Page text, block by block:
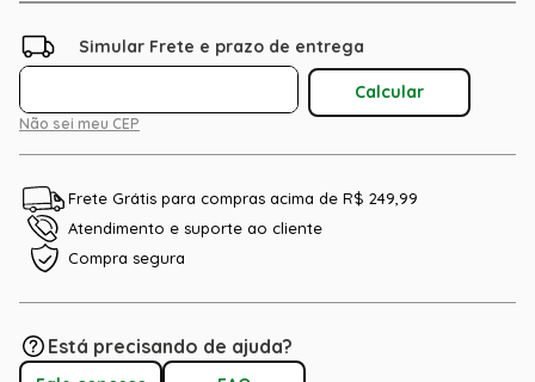
Não sei meu CEP
Frete Grátis para compras acima de R$ 249,99
Atendimento e suporte ao cliente
Compra segura
Está precisando de ajuda?